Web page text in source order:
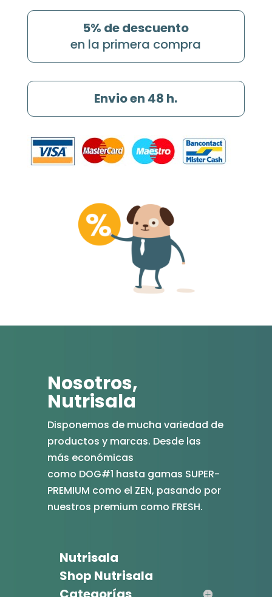
5% de descuento
en la primera compra
Envio en 48 h.
Nosotros,
Nutrisala
Disponemos de mucha variedad de
productos y marcas. Desde las
más económicas
como DOG#1 hasta gamas SUPER-
PREMIUM como el ZEN, pasando por
nuestros premium como FRESH.
Nutrisala
Shop Nutrisala